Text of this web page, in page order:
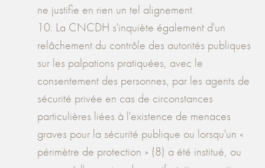
ne justifie en rien un tel alignement.
10. La CNCDH s'inquiète également d'un
relâchement du contrôle des autorités publiques
sur les palpations pratiquées, avec le
consentement des personnes, par les agents de
sécurité privée en cas de circonstances
particulières liées à l'existence de menaces
graves pour la sécurité publique ou lorsqu'un «
périmètre de protection » (8) a été institué, ou